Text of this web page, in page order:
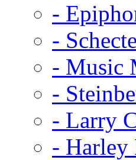
-
-
- Music
-
- Larry
- Harley